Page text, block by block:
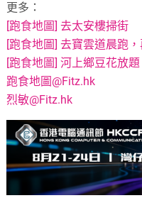
更多：
[跑食地圖] 去太安樓掃街
[跑食地圖] 去寶雲道晨跑
[跑食地圖] 河上鄉豆花放題
跑食地圖@Fitz.hk
烈敏@Fitz.hk